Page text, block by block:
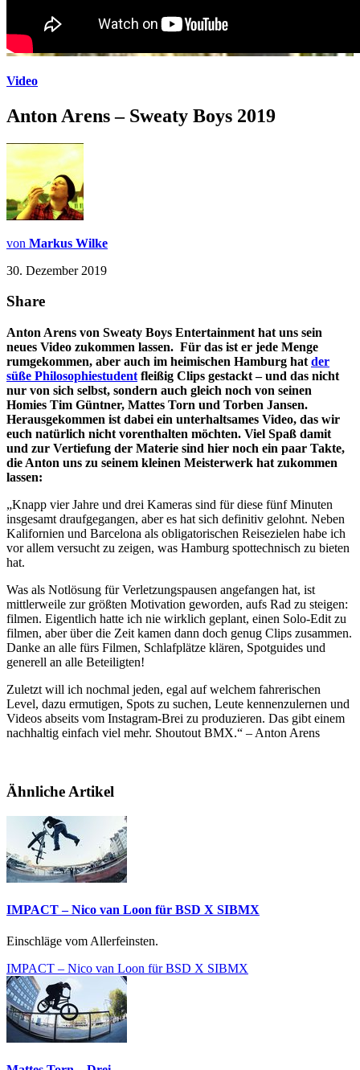
Video
Anton Arens – Sweaty Boys 2019
von Markus Wilke
30. Dezember 2019
Share
Anton Arens von Sweaty Boys Entertainment hat uns sein
neues Video zukommen lassen. Für das ist er jede Menge
rumgekommen, aber auch im heimischen Hamburg hat der
süße Philosophiestudent fleißig Clips gestackt – und das nicht
nur von sich selbst, sondern auch gleich noch von seinen
Homies Tim Güntner, Mattes Torn und Torben Jansen.
Herausgekommen ist dabei ein unterhaltsames Video, das wir
euch natürlich nicht vorenthalten möchten. Viel Spaß damit
und zur Vertiefung der Materie sind hier noch ein paar Takte,
die Anton uns zu seinem kleinen Meisterwerk hat zukommen
lassen:
„Knapp vier Jahre und drei Kameras sind für diese fünf Minuten
insgesamt draufgegangen, aber es hat sich definitiv gelohnt. Neben
Kalifornien und Barcelona als obligatorischen Reisezielen habe ich
vor allem versucht zu zeigen, was Hamburg spottechnisch zu bieten
hat.
Was als Notlösung für Verletzungspausen angefangen hat, ist
mittlerweile zur größten Motivation geworden, aufs Rad zu steigen:
filmen. Eigentlich hatte ich nie wirklich geplant, einen Solo-Edit zu
filmen, aber über die Zeit kamen dann doch genug Clips zusammen.
Danke an alle fürs Filmen, Schlafplätze klären, Spotguides und
generell an alle Beteiligten!
Zuletzt will ich nochmal jeden, egal auf welchem fahrerischen
Level, dazu ermutigen, Spots zu suchen, Leute kennenzulernen und
Videos abseits vom Instagram-Brei zu produzieren. Das gibt einem
nachhaltig einfach viel mehr. Shoutout BMX.“ – Anton Arens
Ähnliche Artikel
IMPACT – Nico van Loon für BSD X SIBMX
Einschläge vom Allerfeinsten.
IMPACT – Nico van Loon für BSD X SIBMX